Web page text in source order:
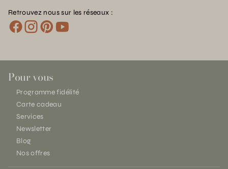
Retrouvez nous sur les réseaux :
Pour vous
Programme fidélité
Carte cadeau
Services
Newsletter
Blog
Nos offres